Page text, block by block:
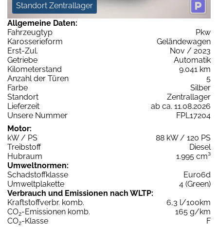
Standort Zentrallager
Allgemeine Daten:
Fahrzeugtyp
Pkw
Karosserieform
Geländewagen
Erst-Zul.
Nov / 2023
Getriebe
Automatik
Kilometerstand
9.041 km
Anzahl der Türen
5
Farbe
Silber
Standort
Zentrallager
Lieferzeit
ab ca. 11.08.2026
Unsere Nummer
FPL17204
Motor:
kW / PS
88 kW / 120 PS
Treibstoff
Diesel
Hubraum
1.995 cm³
Umweltnormen:
Schadstoffklasse
Euro6d
Umweltplakette
4 (Green)
Verbrauch und Emissionen nach WLTP:
Kraftstoffverbr. komb.
6,3 l/100km
CO2-Emissionen komb.
165 g/km
CO2-Klasse
F